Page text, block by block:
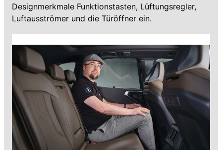
Designmerkmale Funktionstasten, Lüftungsregler,
Luftausströmer und die Türöffner ein.